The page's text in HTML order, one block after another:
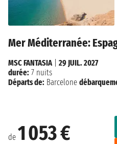
Mer Méditerranée:
de 1 053 €
MSC FANTASIA| 29 JUIL. 2027
durée: 7 nuits
Départs de: Barcelone